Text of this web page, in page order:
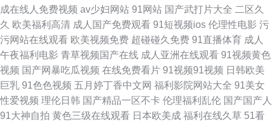
Αν天堂 十区视频 人人操人人插 激情六月婷婷社区 肏屄影院 海角91网 爱爱
爱操操操 97人人艹 91成年成年进入人口 婷婷丁香五月在线 人人人av 欧美
国产日韩麻豆久久 麻豆国产免费AV 男女91 黄91次元 成人福利视频导航 97
人妻人人操 91俺也去网 性交小视频 AV色骚骚 国产精品麻豆九九九 91丨九
成在线人免费视频 av少妇网站 91网站 国产武打片大全 二区久
久 欧美福利高清 成人国产免费观看 91短视频ios 伦理性电影 污
污网站在线观看 欧美视频免费 超碰碰久免费 91直播体育 成人
午夜福利电影 青草视频国产在线 成人亚洲在线观看 91视频黄色
视频 国产网暴吃瓜视频 在线免费看片 91视频91视频 日韩欧美
巨乳 91色色视频 五月婷丁香中文网 福利影院网站大全 91美女
性爱视频 理伦日韩 国产精品一区不卡 伦理福利乱伦 国产国产人
91大神自拍 黄色三级在线观看 日本欧美成 福利在线久草 51看